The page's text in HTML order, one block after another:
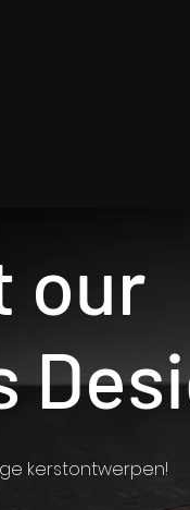
our
kerstontwerpen!